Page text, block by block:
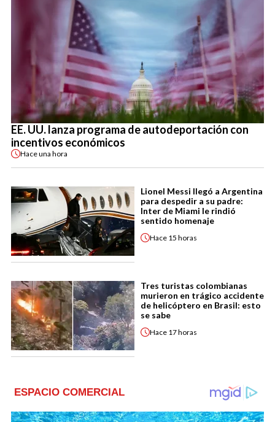
EE. UU. lanza programa de autodeportación con
incentivos económicos
Haceuna hora
Lionel Messi llegó a Argentina
para despedir a su padre:
Inter de Miami le rindió
sentido homenaje
Hace 15 horas
Tres turistas colombianas
murieron en trágico accidente
de helicóptero en Brasil: esto
se sabe
Hace 17 horas